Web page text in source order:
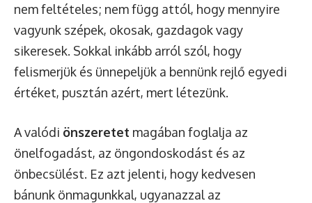
nem feltételes; nem függ attól, hogy mennyire
vagyunk szépek, okosak, gazdagok vagy
sikeresek. Sokkal inkább arról szól, hogy
felismerjük és ünnepeljük a bennünk rejlő egyedi
értéket, pusztán azért, mert létezünk.
A valódi önszeretet magában foglalja az
önelfogadást, az öngondoskodást és az
önbecsülést. Ez azt jelenti, hogy kedvesen
bánunk önmagunkkal, ugyanazzal az